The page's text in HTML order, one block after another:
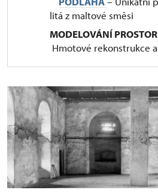
litá z maltové směsi
MODELOVÁNÍ
Hmotové rekonstrukce